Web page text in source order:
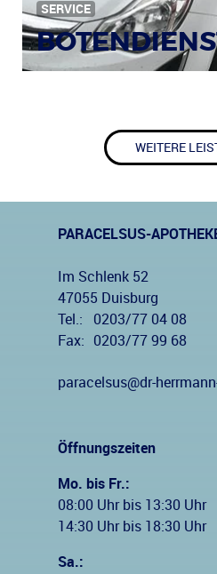
SERVICE
WEITERE
PARACELSUS-
Im Schlenk 52
47055 Duisburg
Tel.:
0203/77 04 08
Fax:
0203/77 99 68
paracelsus@dr-
Öffnungszeiten
Mo. bis Fr.:
08:00 Uhr bis 13:30 Uhr
14:30 Uhr bis 18:30 Uhr
Sa.: